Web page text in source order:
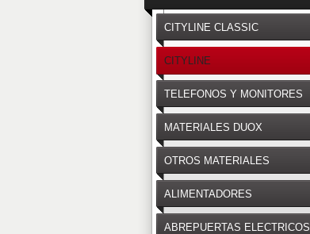
CITYLINE CLASSIC
CITYLINE
TELEFONOS Y MONITORES
MATERIALES DUOX
OTROS MATERIALES
ALIMENTADORES
ABREPUERTAS ELECTRICOS